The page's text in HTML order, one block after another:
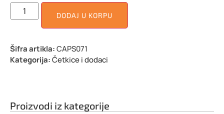
DODAJ U KORPU
Šifra artikla:CAPS071
Kategorija:Četkice i dodaci
Proizvodi iz kategorije